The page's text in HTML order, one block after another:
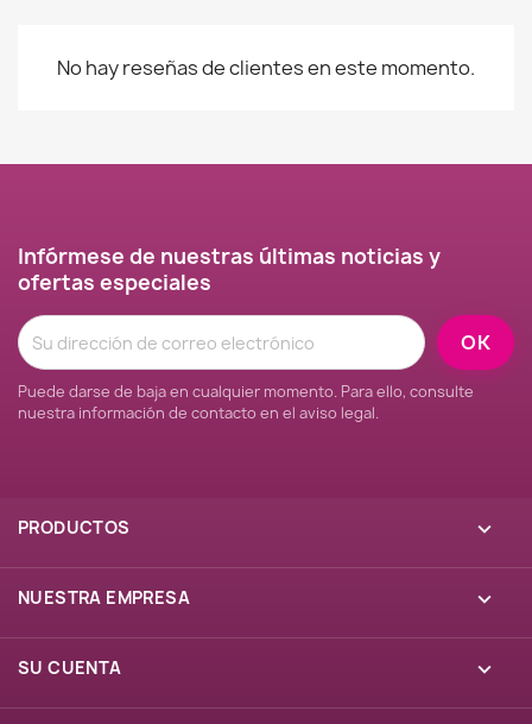
No hay reseñas de clientes en este momento.
Infórmese de nuestras últimas noticias y
ofertas especiales
Puede darse de baja en cualquier momento. Para ello, consulte
nuestra información de contacto en el aviso legal.
PRODUCTOS 
NUESTRA EMPRESA 
SU CUENTA 